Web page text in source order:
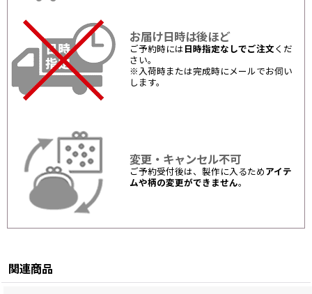
お届け日時は後ほど
ご予約時には 日時指定なしでご注文 くだ
さい。
※入荷時または完成時にメールでお伺い
します。
変更・キャンセル不可
ご予約受付後は、製作に入るため アイテ
ムや柄の変更ができません。
関連商品